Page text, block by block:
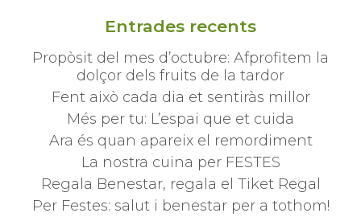
Entrades recents
Propòsit del mes d’octubre: Afprofitem la
dolçor dels fruits de la tardor
Fent això cada dia et sentiràs millor
Més per tu: L’espai que et cuida
Ara és quan apareix el remordiment
La nostra cuina per FESTES
Regala Benestar, regala el Tiket Regal
Per Festes: salut i benestar per a tothom!